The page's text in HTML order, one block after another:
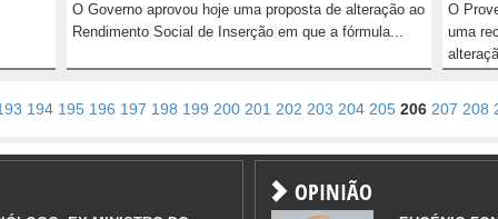
O Governo aprovou hoje uma proposta de alteração ao
Rendimento Social de Inserção em que a fórmula...
O
uma
194 195 196 197 198 199 200 201 202 203 204 205 206 207 208
OPINIÃO